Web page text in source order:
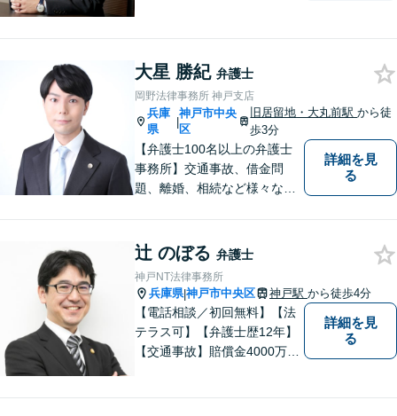
い、誠実に対応します。お困
りの際はぜひご相談くださ
い。【休日夜間ご相談可】
大星 勝紀 弁護士
岡野法律事務所 神戸支店
兵庫
県
|
神戸市中央
区
旧居留地・大丸前駅から徒
歩3分
【弁護士100名以上の弁護士
事務所】交通事故、借金問
題、離婚、相続など様々な問
まずはお気軽にご相談くださ
詳細を見
る
辻 のぼる 弁護士
神戸NT法律事務所
兵庫県|神戸市中央区 神戸駅 から徒歩4分
【電話相談／初回無料】【法
テラス可】【弁護士歴12年】
【交通事故】賠償金4000万円
詳細を見
る